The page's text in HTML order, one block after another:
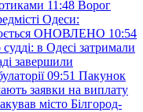
11:48 Ворог
Одеси:
ОНОВЛЕНО 10:54
в Одесі затримали
завершили
09:51 Пакунок
заявки на виплату
місто Білгород-